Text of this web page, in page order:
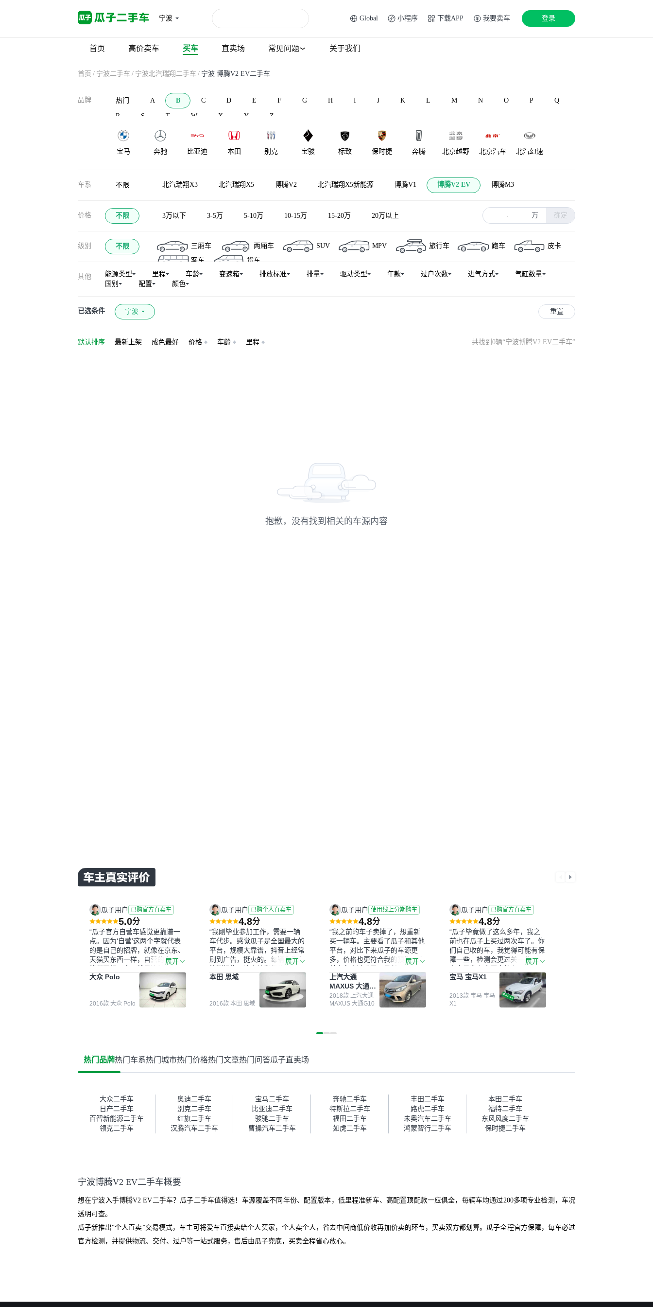
宁波 Global 小程序 下载APP 我要卖车 登录
首页 高价卖车 买车 直卖场 常见问题 关于我们
首页 / 宁波二手车 / 宁波北汽瑞翔二手车 / 宁波 博腾V2 EV二手车
品牌 热门 A B C D E F G H I J K L M N O P Q
R S T W X Y Z
宝马 奔驰 比亚迪 本田 别克 宝骏 标致 保时捷 奔腾 北京越野 北京汽车 北汽幻速
宝沃 北汽新能源 BAW北汽制
造
北汽威旺 北汽昌河 比速汽车 北汽瑞翔 百智新能源 宾利 铂驰 博速
布加迪
车系 不限 北汽瑞翔X3 北汽瑞翔X5 博腾V2 北汽瑞翔X5新能源 博腾V1 博腾V2 EV 博腾M3
价格 不限 3万以下 3-5万 5-10万 10-15万 15-20万 20万以上 - 万 确定
级别 不限 三厢车 两厢车 SUV MPV 旅行车 跑车
皮卡
客车
货车
其他 能源类型 里程 车龄 变速箱 排放标准 排量 驱动类型 年款 过户次数 进气方式
气缸数量
国别
配置 颜色
已选条件 宁波 重置
默认排序 最新上架 成色最好 价格 车龄 里程 共找到0辆“宁波博腾V2 EV二手车”
抱歉，没有找到相关的车源内容
瓜子用户 已购官方直卖车
5.0分
“瓜子官方自营车感觉更靠谱一
点。因为‘自营’这两个字就代表
的是自己的招牌，就像在京东、
天猫买东西一样，自营的东西可
能都要好一点。就是这种刻板印
象吧。一开始买二手车的时候，
我确实有担心过事故车、泡水车
这些问题。瓜子的检测报告其实
并不能完全打消顾虑，因为我也
果跟你们的报告是符合的，所以
这次车况没问题。购车流程挺快
车。去之前我提前跟交接人员说
好，到了之后要当着我的面再做
一次复检，你们也安排了师傅，
服务可以，速度很快。体验下来
自营车的感觉是要比个人车好一
我协商，主动权在平台手里。”
展开
大众 Polo
2016款 大众 Polo
瓜子用户 已购个人直卖车
4.8分
“我刚毕业参加工作，需要一辆
车代步。感觉瓜子是全国最大的
平台，规模大靠谱，抖音上经常
刷到广告，挺火的。每辆车都有
检测报告，这个让我很放心。去
外面买车全凭卖家一张嘴，不敢
买。我买了本田思域，白色，过
户次数少，公里数符合，虽然价
格比我心理预期略高一点，但瓜
价格比车商那便宜，车况也有检
展开
本田 思域
2016款 本田 思域
瓜子用户 使用线上分期购车
4.8分
“我之前的车子卖掉了，想重新
买一辆车。主要看了瓜子和其他
平台，对比下来瓜子的车源更
多，价格也更符合我的预期。之
前卖车来过瓜子，虽然价格没谈
成，但APP一直留着。瓜子毕竟
是大平台，整体印象还好。我最
终买了一台上汽大通，18年的
车，公里数9万多，符合我的要
捷，其他平台的分期需要到当地
障。”
展开
上汽大通
MAXUS 大通
G10
2018款 上汽大通
MAXUS 大通G10
瓜子用户 已购官方直卖车
4.8分
“瓜子毕竟做了这么多年，我之
前也在瓜子上买过两次车了。你
们自己收的车，我觉得可能有保
障一些，检测会更过关一些。平
台自己收上来再卖的车，应该更
可靠。我买的是宝马X1，主要看
中它的价格和公里数比较合适。
另外，瓜子承诺无火烧、无事
故、无泡水、无调表，在平台自
帮我谈价。自营车我讲过价，最
后是通过花一块钱买优惠券的方
式，便宜了800块钱成交。”
展开
宝马 宝马X1
2013款 宝马 宝马
X1
热门品牌热门车系热门城市热门价格热门文章热门问答瓜子直卖场
大众二手车 奥迪二手车 宝马二手车 奔驰二手车 丰田二手车
本田二手车
日产二手车
别克二手车 比亚迪二手车 特斯拉二手车 路虎二手车
福特二手车
百智新能源二手车
红旗二手车 骏驰二手车 福田二手车 未奥汽车二手车
东风风度二手车
领克二手车
汉腾汽车二手车 曹操汽车二手车 如虎二手车 鸿蒙智行二手车 保时捷二手车
宁波博腾V2 EV二手车概要
想在宁波入手博腾V2 EV二手车？瓜子二手车值得选！车源覆盖不同年份、配置版本，低里程准新车、高配置顶配款一应俱全，每辆车均通过200多项专业检测，车况
透明可查。
瓜子新推出“个人直卖”交易模式，车主可将爱车直接卖给个人买家，个人卖个人，省去中间商低价收再加价卖的环节，买卖双方都划算。瓜子全程官方保障，每车必过
官方检测，并提供物流、交付、过户等一站式服务，售后由瓜子兜底，买卖全程省心放心。